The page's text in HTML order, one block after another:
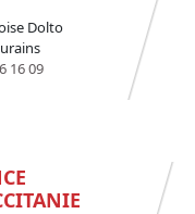
Dolto
16 09